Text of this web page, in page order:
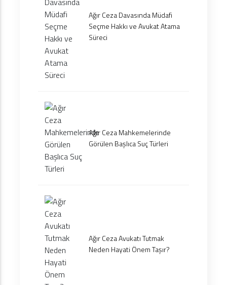
Ağır Ceza Davasında Müdafi
Seçme Hakkı ve Avukat Atama
Süreci
Ağır Ceza Mahkemelerinde
Görülen Başlıca Suç Türleri
Ağır Ceza Avukatı Tutmak
Neden Hayati Önem Taşır?